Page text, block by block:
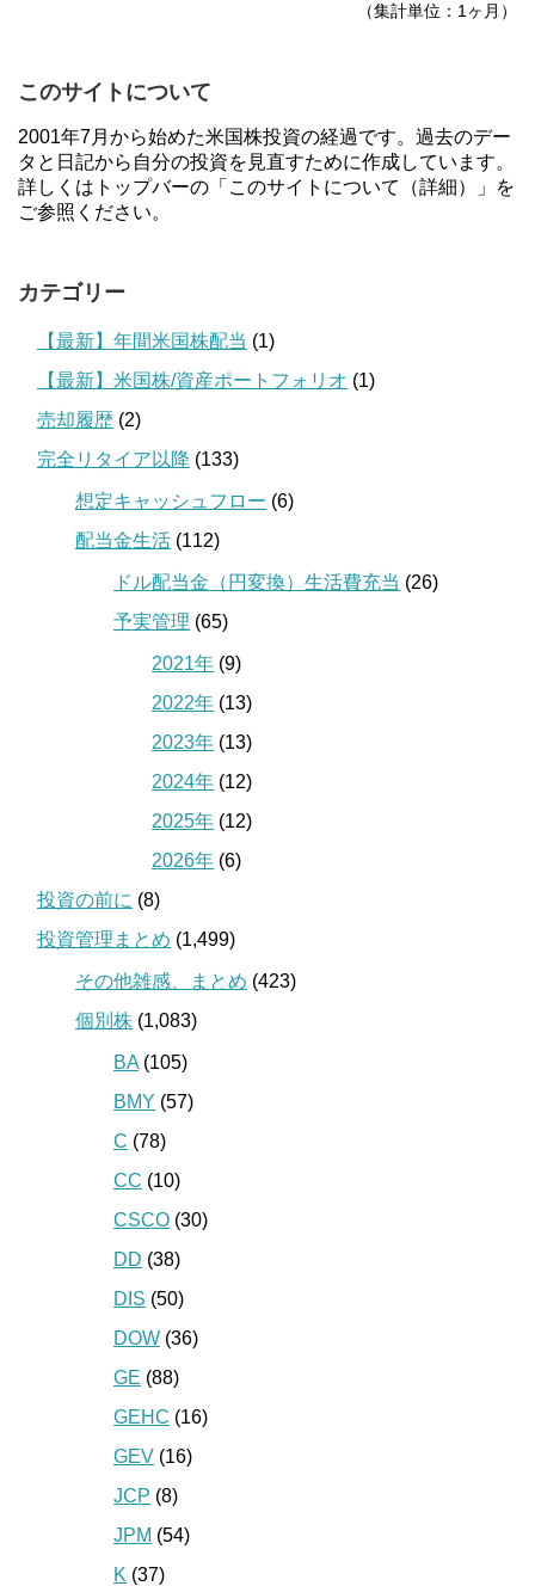
（集計単位：1ヶ月）
このサイトについて
2001年7月から始めた米国株投資の経過です。過去のデー
タと日記から自分の投資を見直すために作成しています。
詳しくはトップバーの「このサイトについて（詳細）」を
ご参照ください。
カテゴリー
【最新】年間米国株配当 (1)
【最新】米国株/資産ポートフォリオ (1)
売却履歴 (2)
完全リタイア以降 (133)
想定キャッシュフロー (6)
配当金生活 (112)
ドル配当金（円変換）生活費充当 (26)
予実管理 (65)
2021年 (9)
2022年 (13)
2023年 (13)
2024年 (12)
2025年 (12)
2026年 (6)
投資の前に (8)
投資管理まとめ (1,499)
その他雑感、まとめ (423)
個別株 (1,083)
BA(105)
BMY (57)
C (78)
CC (10)
CSCO (30)
DD (38)
DIS (50)
DOW (36)
GE (88)
GEHC (16)
GEV (16)
JCP (8)
JPM (54)
K (37)